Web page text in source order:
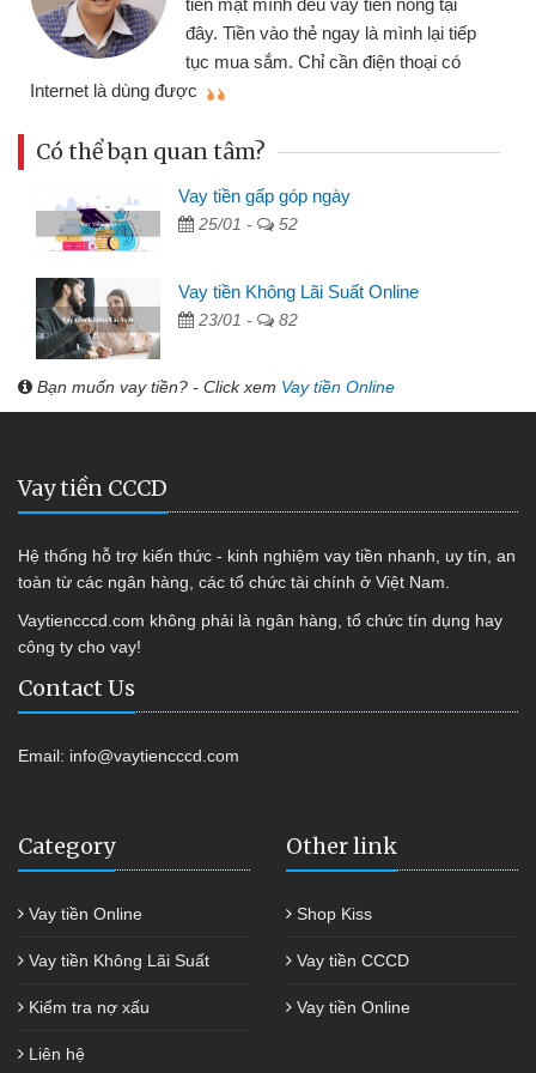
đến website qua bạn bè giới thiệu tôi
đã giải quyết được công việc của
Có thể bạn quan tâm?
Vay tiền gấp góp ngày
25/01 - 52
Vay tiền Không Lãi Suất Online
23/01 - 82
Bạn muốn vay tiền? - Click xem Vay tiền Online
Vay tiền CCCD
Hệ thống hỗ trợ kiến thức - kinh nghiệm vay tiền nhanh, uy tín, an
toàn từ các ngân hàng, các tổ chức tài chính ở Việt Nam.
Vaytiencccd.com không phải là ngân hàng, tổ chức tín dụng hay
công ty cho vay!
Contact Us
Email: info@vaytiencccd.com
Category
Vay tiền Online
Vay tiền Không Lãi Suất
Kiểm tra nợ xấu
Liên hệ
Other link
Shop Kiss
Vay tiền CCCD
Vay tiền Online